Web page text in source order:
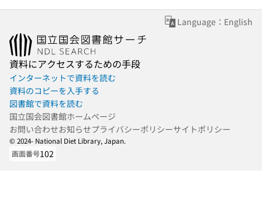
Language：English
資料にアクセスするための手段
インターネットで資料を読む
資料のコピーを入手する
図書館で資料を読む
国立国会図書館ホームページ
お問い合わせお知らせプライバシーポリシーサイトポリシー
© 2024- National Diet Library, Japan.
画面番号102